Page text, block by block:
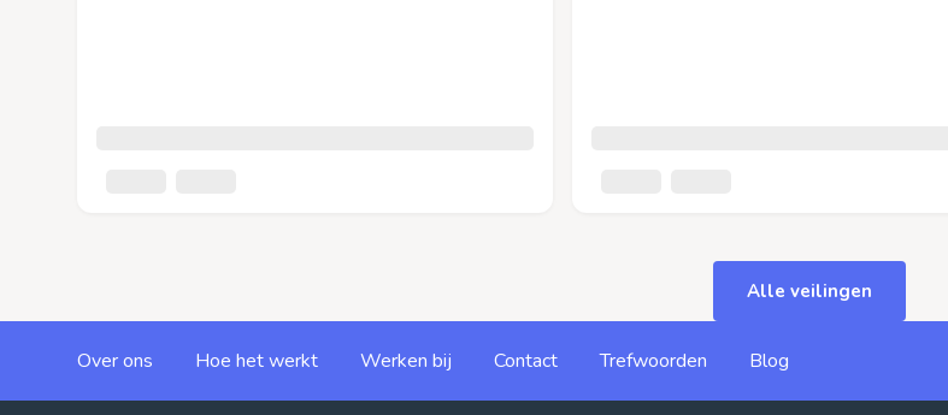
Alle veilingen
Over ons Hoe het werkt Werken bij Contact Trefwoorden Blog